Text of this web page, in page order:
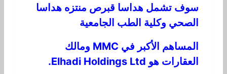
سوف تشمل هداسا قبرص منتزه هداسا
الصحي وكلية الطب الجامعية
المساهم الأكبر في MMC ومالك
العقارات هو Elhadi Holdings Ltd.